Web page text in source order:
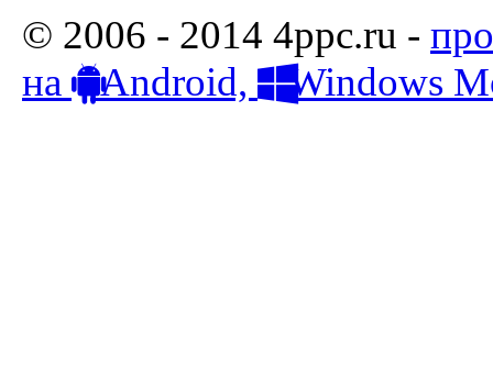
© 2006 - 2014 4ppc.ru -
на
Android, Windows